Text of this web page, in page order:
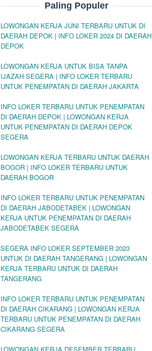
Paling Populer
LOWONGAN KERJA JUNI TERBARU UNTUK DI
DAERAH DEPOK | INFO LOKER 2024 DI DAERAH
DEPOK
LOWONGAN KERJA UNTUK BISA TANPA
IJAZAH SEGERA | INFO LOKER TERBARU
UNTUK PENEMPATAN DI DAERAH JAKARTA
INFO LOKER TERBARU UNTUK PENEMPATAN
DI DAERAH DEPOK | LOWONGAN KERJA
UNTUK PENEMPATAN DI DAERAH DEPOK
SEGERA
LOWONGAN KERJA TERBARU UNTUK DAERAH
BOGOR | INFO LOKER TERBARU UNTUK
DAERAH BOGOR
INFO LOKER TERBARU UNTUK PENEMPATAN
DI DAERAH JABODETABEK | LOWONGAN
KERJA UNTUK PENEMPATAN DI DAERAH
JABODETABEK SEGERA
SEGERA INFO LOKER SEPTEMBER 2023
UNTUK DI DAERAH TANGERANG | LOWONGAN
KERJA TERBARU UNTUK DI DAERAH
TANGERANG
INFO LOKER TERBARU UNTUK PENEMPATAN
DI DAERAH CIKARANG | LOWONGAN KERJA
TERBARU UNTUK PENEMPATAN DI DAERAH
CIKARANG SEGERA